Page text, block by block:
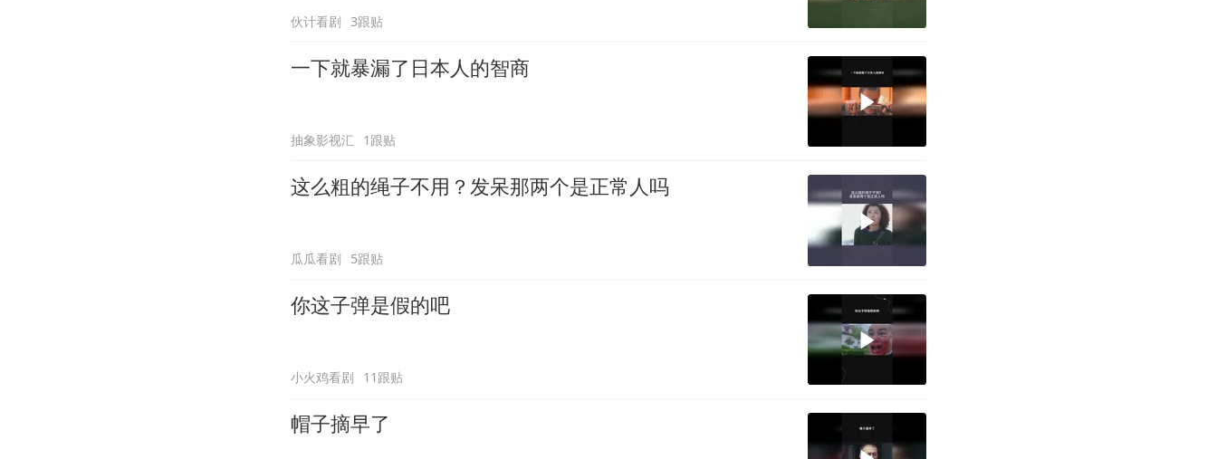
伙计看剧 3跟贴
一下就暴漏了日本人的智商
抽象影视汇 1跟贴
这么粗的绳子不用？发呆那两个是正常人吗
瓜瓜看剧 5跟贴
你这子弹是假的吧
小火鸡看剧 11跟贴
帽子摘早了